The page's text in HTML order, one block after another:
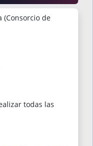
(Consorcio de
todas las